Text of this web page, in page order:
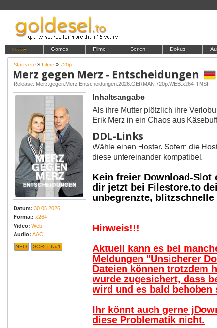
Home Games Filme Serien Dokus
Startseite » Filme » 720p
Merz gegen Merz - Entscheidungen
Release: Merz.gegen.Merz.Entscheidungen.2026.GERMAN.720p.WEB.x264-TMSF
Datum: 30.05.2026
Format: x264
Video: Web
Audio: AAC
NFO SCREEN#1
Inhaltsangabe
Als ihre Mutter plötzlich ihre
Erik Merz in ein Chaos aus
DDL-Links
Wähle einen Hoster. Sofern die
diese untereinander kompatibel.
Kein freier Download-Slot
dir jetzt bei Filestore.to
unbegrenzte,
Hinweis!!!
Aktuell kann es bei
Meldungen "Unsicherer
Dateien können trotzdem
wurde zugesichert, dass
wird und es bald behoben
Ihr könnt auch gerne
diese Problematik nicht.